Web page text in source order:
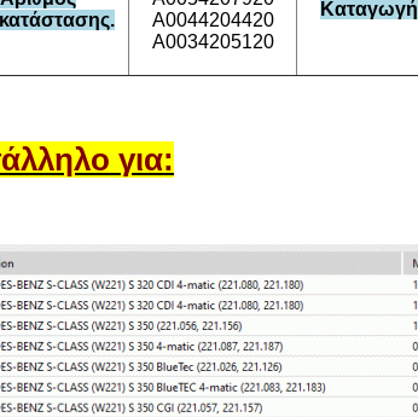
Α0044204420
Α0034205120
Καταγωγή
για: